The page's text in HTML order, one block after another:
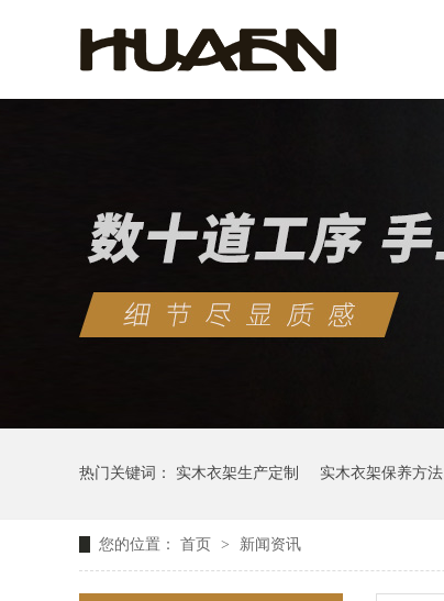
热门关键词： 实木衣架生产定制 实木衣架保养方法
您的位置： 首页 > 新闻资讯